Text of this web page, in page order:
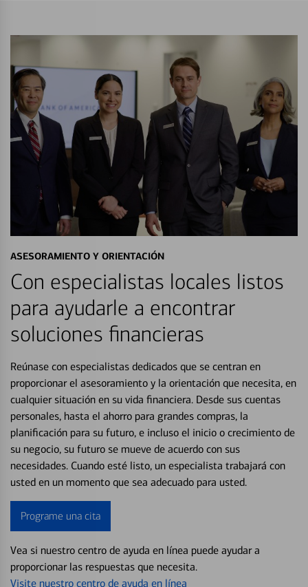
ASESORAMIENTO Y ORIENTACIÓN
Con especialistas locales listos
para ayudarle a encontrar
soluciones financieras
Reúnase con especialistas dedicados que se centran en
proporcionar el asesoramiento y la orientación que necesita, en
cualquier situación en su vida financiera. Desde sus cuentas
personales, hasta el ahorro para grandes compras, la
planificación para su futuro, e incluso el inicio o crecimiento de
su negocio, su futuro se mueve de acuerdo con sus
necesidades. Cuando esté listo, un especialista trabajará con
usted en un momento que sea adecuado para usted.
Programe una cita
Vea si nuestro centro de ayuda en línea puede ayudar a
proporcionar las respuestas que necesita.
Visite nuestro centro de ayuda en línea